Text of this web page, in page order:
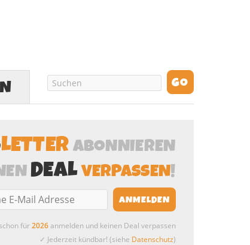
LETTERABONNIEREN
DEALVERPASSEN!
für2026anmelden und keinen Deal verpassen
✓ Jederzeit kündbar! (siehe Datenschutz)